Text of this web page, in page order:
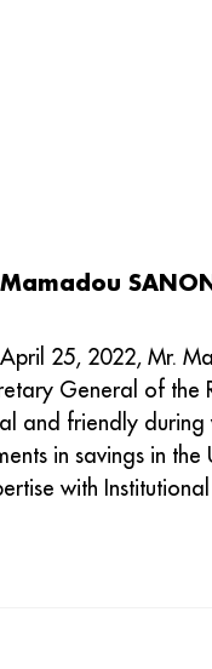
25, 2022, Mr.
General of
and friendly
in savings in
with